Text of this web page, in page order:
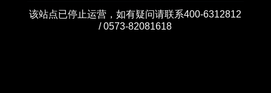
该站点已停止运营，如有疑问请联系400-6312812
/ 0573-82081618